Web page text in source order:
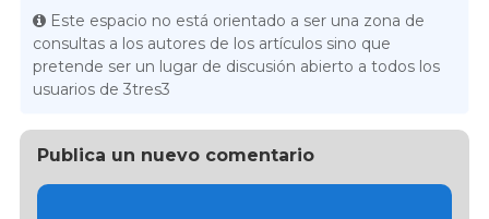
Este espacio no está orientado a ser una zona de
consultas a los autores de los artículos sino que
pretende ser un lugar de discusión abierto a todos los
usuarios de 3tres3
Publica un nuevo comentario